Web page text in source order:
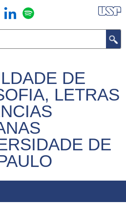
DE
LETRAS
DE